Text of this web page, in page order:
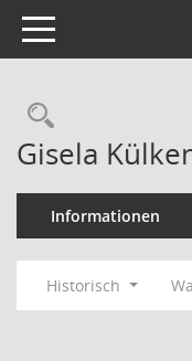
Toggle navigation
Gisela
Informationen
Historisch